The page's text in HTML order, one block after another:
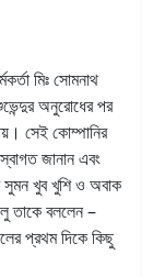
মিঃ সোমনাথ
অনুরোধের পর
সেই কোম্পানির
জানান এবং
সুমন খুব খুশি ও অবাক
তাকে বললেন –
প্রথম দিকে কিছু